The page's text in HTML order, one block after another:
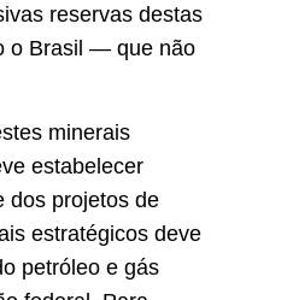
reservas destas
o Brasil — que não
minerais
estabelecer
dos projetos de
estratégicos deve
petróleo e gás